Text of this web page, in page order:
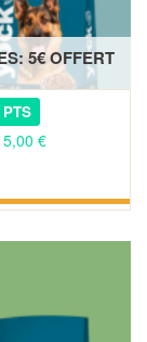
5€ OFFERT
PTS
€